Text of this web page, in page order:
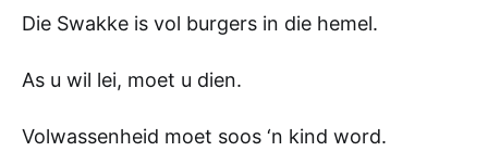
Die Swakke is vol burgers in die hemel.
As u wil lei, moet u dien.
Volwassenheid moet soos ‘n kind word.